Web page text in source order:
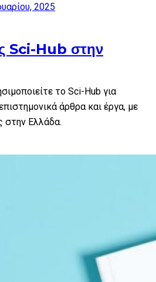
2025
Sci-Hub στην
το Sci-Hub για
άρθρα και έργα, με
στην Ελλάδα.